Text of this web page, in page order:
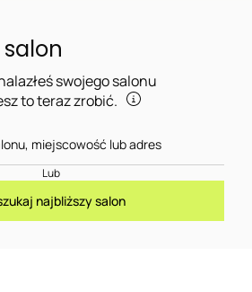
swojego salonu
to teraz zrobić.
Lub
najbliższy salon